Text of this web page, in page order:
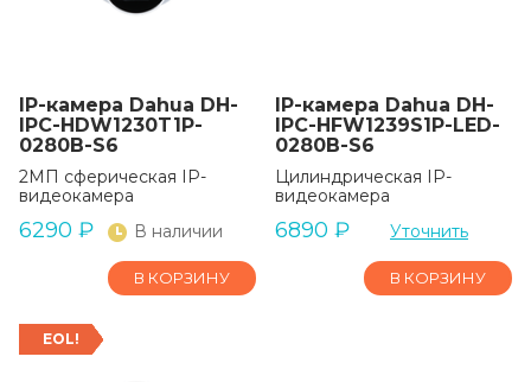
IP-камера Dahua DH-
IPC-HDW1230T1P-
0280B-S6
2МП сферическая IP-
видеокамера
6290 ₽ В наличии
В КОРЗИНУ
IP-камера Dahua DH-
IPC-HFW1239S1P-LED-
0280B-S6
Цилиндрическая IP-
видеокамера
6890 ₽ Уточнить
В КОРЗИНУ
EOL!